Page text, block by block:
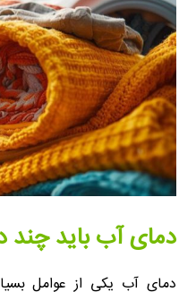
دمای آب باید چند
دمای آب یکی از عوامل